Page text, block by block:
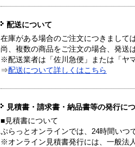
配送について
在庫がある場合のご注文につきまして
尚、複数の商品をご注文の場合、発送
※配送業者は「佐川急便」または「ヤ
⇒配送について詳しくはこちら
見積書・請求書・納品書等の発行に
■見積書について
ぷらっとオンラインでは、24時間いつ
※オンライン見積書発行には、一般法